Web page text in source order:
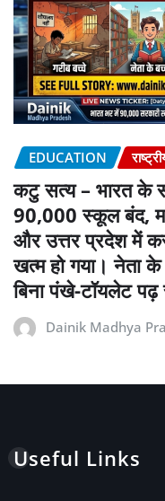
EDUCATION
कटु सत्य – भारत के
90,000 स्कूल बंद,
और उत्तर प्रदेश में
खत्म हो गया। नेता के
बिना पंखे-टॉयलेट
Dainik Madhya
Useful Links